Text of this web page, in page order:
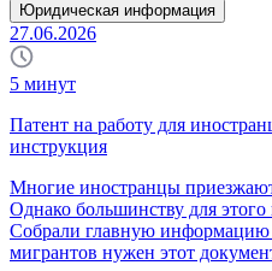
Юридическая информация
27.06.2026
5 минут
Патент на работу для
инструкция
Многие иностранцы
Однако большинству для этого
Собрали главную информацию
мигрантов нужен этот